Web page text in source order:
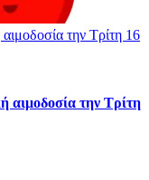
την Τρίτη 16
αιμοδοσία την Τρίτη